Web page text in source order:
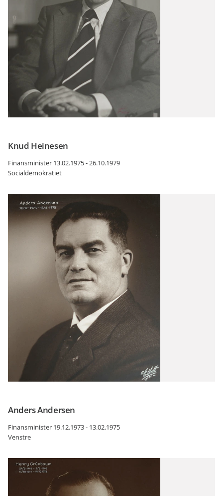
Knud Heinesen
Finansminister 13.02.1975 - 26.10.1979
Socialdemokratiet
Anders Andersen
Finansminister 19.12.1973 - 13.02.1975
Venstre